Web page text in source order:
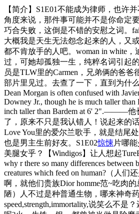
【简介】S1E01不能成为律师，也许
角度来说，那件事可能并不是你命定
巧合失败，这倒是不错的安慰之词。
大概我是天生无法怨念起来的人，又
都不肯放手的人吧。woman in white，
过，可她却孤独一生，纯粹名词引起
员是TLW里的Carmen，兄弟俩的爸爸
部片里见过。去查了一下，直到为什
Dean Morgan is often confused with
Downey Jr., though he is much taller than
inch taller than Bardem at 6' 2".———他
了，原来不只是我认错人！说起来的
Love You里的爱尔兰歌手，就是结尾
也是男主生前好友。S1E02惊悚片哪
美腿女乎？【Windigos】让人想起
why r there so many differences between
creatures which feed on human?（人们
啊，就他们贵族Dior homme范~吃肉
陋）人不过是种普通生物，哪来神奇
speed,strength,immortality,说笑么不是？